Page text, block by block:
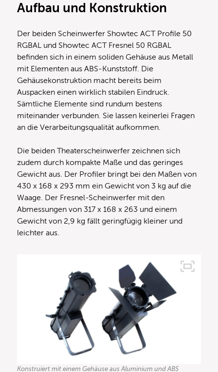
Aufbau und Konstruktion
Der beiden Scheinwerfer Showtec ACT Profile 50
RGBAL und Showtec ACT Fresnel 50 RGBAL
befinden sich in einem soliden Gehäuse aus Metall
mit Elementen aus ABS-Kunststoff. Die
Gehäusekonstruktion macht bereits beim
Auspacken einen wirklich stabilen Eindruck.
Sämtliche Elemente sind rundum bestens
miteinander verbunden. Sie lassen keinerlei Fragen
an die Verarbeitungsqualität aufkommen.
Die beiden Theaterscheinwerfer zeichnen sich
zudem durch kompakte Maße und das geringes
Gewicht aus. Der Profiler bringt bei den Maßen von
430 x 168 x 293 mm ein Gewicht von 3 kg auf die
Waage. Der Fresnel-Scheinwerfer mit den
Abmessungen von 317 x 168 x 263 und einem
Gewicht von 2,9 kg fällt geringfügig kleiner und
leichter aus.
Konstruiert mit einem Gehäuse aus Aluminium und ABS